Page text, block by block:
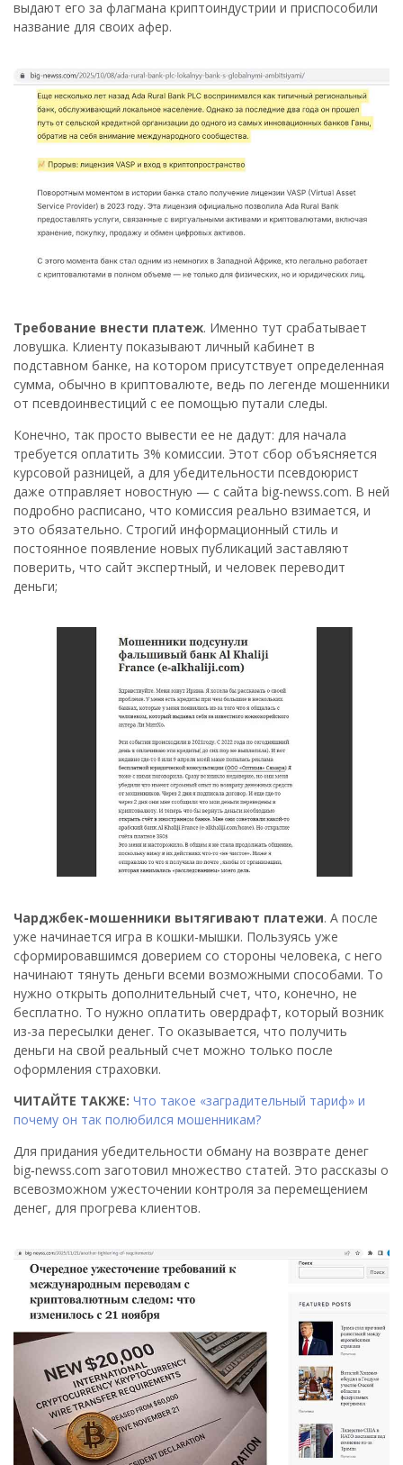
выдают его за флагмана криптоиндустрии и приспособили
название для своих афер.
Требование внести платеж. Именно тут срабатывает
ловушка. Клиенту показывают личный кабинет в
подставном банке, на котором присутствует определенная
сумма, обычно в криптовалюте, ведь по легенде мошенники
от псевдоинвестиций с ее помощью путали следы.
Конечно, так просто вывести ее не дадут: для начала
требуется оплатить 3% комиссии. Этот сбор объясняется
курсовой разницей, а для убедительности псевдоюрист
даже отправляет новостную — с сайта big-newss.com. В ней
подробно расписано, что комиссия реально взимается, и
это обязательно. Строгий информационный стиль и
постоянное появление новых публикаций заставляют
поверить, что сайт экспертный, и человек переводит
деньги;
Чарджбек-мошенники вытягивают платежи. А после
уже начинается игра в кошки-мышки. Пользуясь уже
сформировавшимся доверием со стороны человека, с него
начинают тянуть деньги всеми возможными способами. То
нужно открыть дополнительный счет, что, конечно, не
бесплатно. То нужно оплатить овердрафт, который возник
из-за пересылки денег. То оказывается, что получить
деньги на свой реальный счет можно только после
оформления страховки.
ЧИТАЙТЕ ТАКЖЕ: Что такое «заградительный тариф» и
почему он так полюбился мошенникам?
Для придания убедительности обману на возврате денег
big‑newss.com заготовил множество статей. Это рассказы о
всевозможном ужесточении контроля за перемещением
денег, для прогрева клиентов.